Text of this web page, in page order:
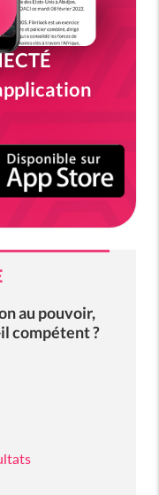
au pouvoir,
compétent ?